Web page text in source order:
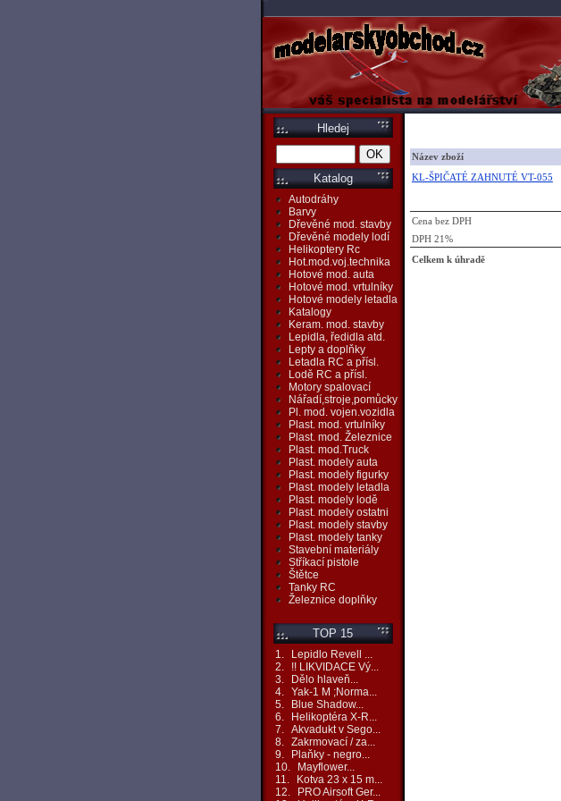
Hledej
Katalog
Autodráhy
Barvy
Dřevěné mod. stavby
Dřevěné modely lodí
Helikoptery Rc
Hot.mod.voj.technika
Hotové mod. auta
Hotové mod. vrtulníky
Hotové modely letadla
Katalogy
Keram. mod. stavby
Lepidla, ředidla atd.
Lepty a doplňky
Letadla RC a přísl.
Lodě RC a přísl.
Motory spalovací
Nářadí,stroje,pomůcky
Pl. mod. vojen.vozidla
Plast. mod. vrtulníky
Plast. mod. Železnice
Plast. mod.Truck
Plast. modely auta
Plast. modely figurky
Plast. modely letadla
Plast. modely lodě
Plast. modely ostatni
Plast. modely stavby
Plast. modely tanky
Stavební materiály
Stříkací pistole
Štětce
Tanky RC
Železnice doplňky
TOP 15
1.
Lepidlo Revell ...
2.
!! LIKVIDACE Vý...
3.
Dělo hlaveň...
4. Yak-1 M ;Norma...
5.
Blue Shadow...
6.
Helikoptéra X-R...
7. Akvadukt v Sego...
8. Zakrmovací / za...
9.
Plaňky - negro...
10.
Mayflower...
11.
Kotva 23 x 15 m...
12.
PRO Airsoft Ger...
Název zboží
KL-ŠPIČATÉ ZAHNUTÉ VT-055
Cena bez DPH
DPH 21%
Celkem k úhradě